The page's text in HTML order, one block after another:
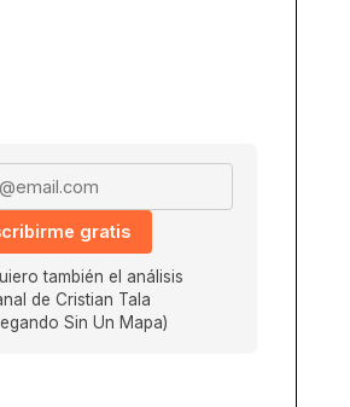
gratis
también el análisis
de Cristian Tala
Sin Un Mapa)